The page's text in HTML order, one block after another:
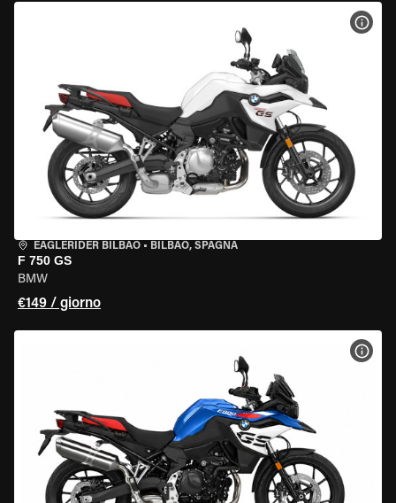
EAGLERIDER BILBAO • BILBAO, SPAGNA
F 750 GS
BMW
€149 / giorno